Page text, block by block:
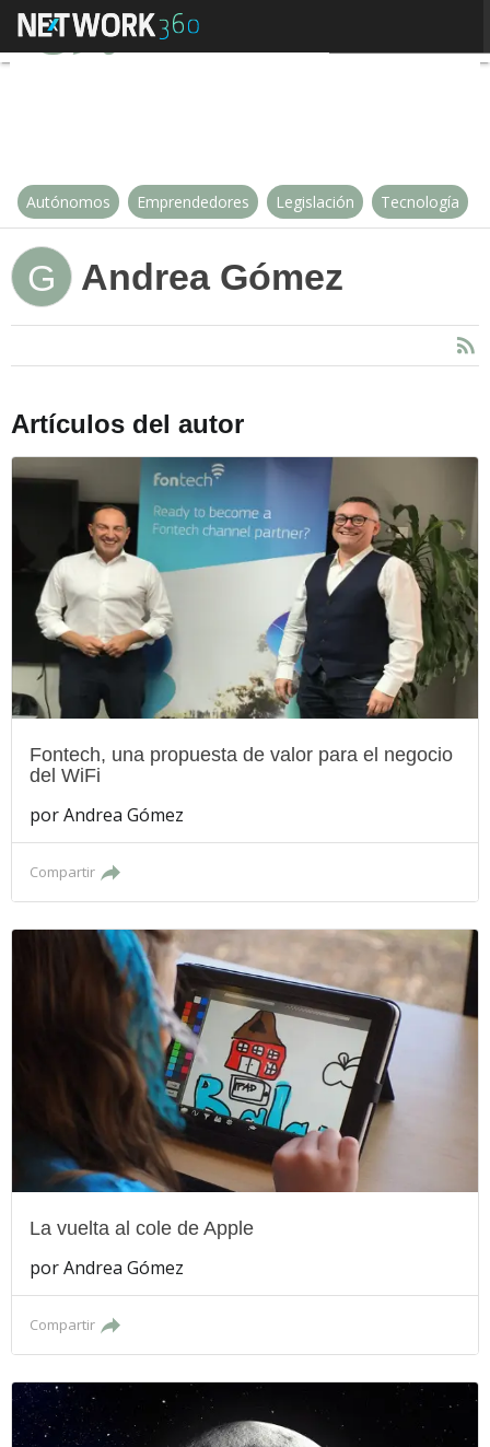
Andrea Gómez
Autónomos Emprendedores Legislación Tecnología
G Andrea Gómez
Artículos del autor
Fontech, una propuesta de valor para el negocio
del WiFi
porAndrea Gómez
Compartir
La vuelta al cole de Apple
porAndrea Gómez
Compartir